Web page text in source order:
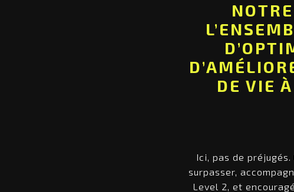
DE VIE
Ici, pas de
surpasser,
Level 2, et